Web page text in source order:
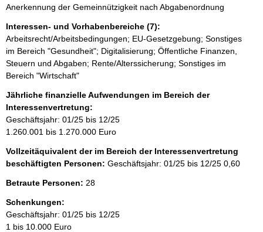
Anerkennung der Gemeinnützigkeit nach Abgabenordnung
Interessen- und Vorhabenbereiche (7):
Arbeitsrecht/Arbeitsbedingungen; EU-Gesetzgebung; Sonstiges
im Bereich "Gesundheit"; Digitalisierung; Öffentliche Finanzen,
Steuern und Abgaben; Rente/Alterssicherung; Sonstiges im
Bereich "Wirtschaft"
Jährliche finanzielle Aufwendungen im Bereich der
Interessenvertretung:
Geschäftsjahr: 01/25 bis 12/25
1.260.001 bis 1.270.000 Euro
Vollzeitäquivalent der im Bereich der Interessenvertretung
beschäftigten Personen: Geschäftsjahr: 01/25 bis 12/25 0,60
Betraute Personen: 28
Schenkungen:
Geschäftsjahr: 01/25 bis 12/25
1 bis 10.000 Euro